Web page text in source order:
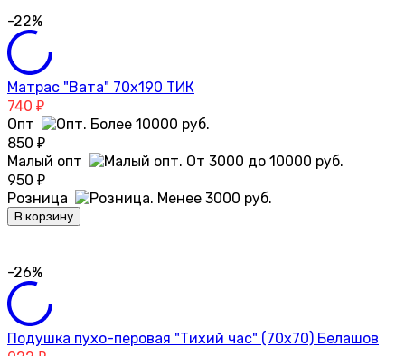
-22%
Матрас "Вата" 70х190 ТИК
740 ₽
Опт
850 ₽
Малый опт
950 ₽
Розница
В корзину
-26%
Подушка пухо-перовая "Тихий час" (70х70) Белашов